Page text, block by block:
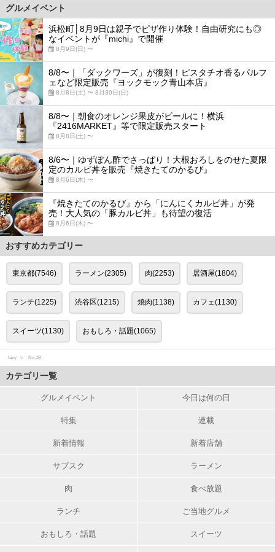
グルメイベント
浜松町│8月9日は親子でピザ作り体験！自由研究にも◎
なイベントが『michi』で開催
8月9日(日) 〜
8/8〜｜「ダックワーズ」が復刻！ピスタチオ香るパルフ
ェなど限定販売『ヨックモック青山本店』
8月8日(土) 〜 8月30日(日)
8/8〜｜朝食のオレンジ果皮がビールに！横浜
『2416MARKET』等で限定販売スタート
8月8日(土) 〜
8/6〜｜ゆずぽん酢でさっぱり！大根おろしをのせた夏限
定のカルビ丼を販売『焼きたてのかるび』
8月6日(木) 〜
『焼きたてのかるび』から「にんにくカルビ丼」が発
売！大人気の「豚カルビ丼」も待望の復活
8月6日(木) 〜
おすすめカテゴリー
東京都(7546) ラーメン(2305) 肉(2253) 居酒屋(1804)
ランチ(1225) 渋谷区(1215) 焼肉(1138) カフェ(1130)
スイーツ(1130) おもしろ・話題(1065)
favy No.18
カテゴリ一覧
グルメイベント 今日は何の日
特集 連載
新着情報 新着店舗
サブスク ラーメン
肉 食べ放題
ランチ ご当地グルメ
おもしろ・話題 スイーツ